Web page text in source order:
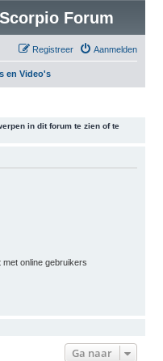
Forum
Aanmelden
Registreer
en Video's
in dit forum te zien of te
online gebruikers
Ga naar